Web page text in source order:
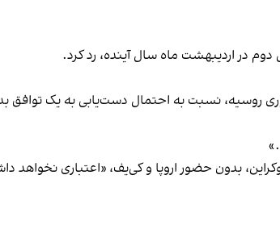
در اردیبهشت ماه سال آینده، رد کرد.
روسیه، نسبت به احتمال دست‌یابی به یک توافق
بدون حضور اروپا و کی‌یف، «اعتباری